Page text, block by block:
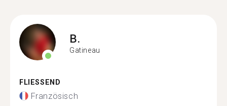
B.
Gatineau
FLIESSEND
Französisch